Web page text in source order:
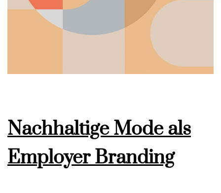
Nachhaltige Mode als
Employer Branding